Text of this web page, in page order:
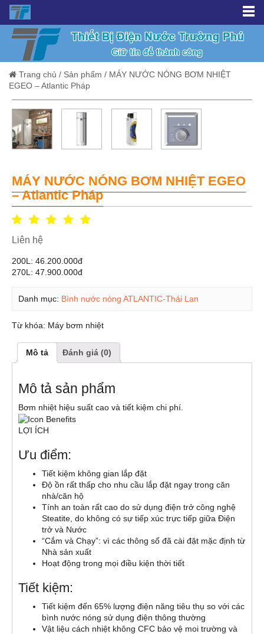
Trang chủ / Sản phẩm / MÁY NƯỚC NÓNG BƠM NHIỆT
EGEO – Atlantic Pháp
MÁY NƯỚC NÓNG BƠM NHIỆT EGEO
– Atlantic Pháp
Liên hệ
200L: 46.200.000đ
270L: 47.900.000đ
Danh mục: Bình nước nóng ATLANTIC-Thái Lan
Từ khóa: Máy bơm nhiệt
Mô tả Đánh giá (0)
Mô tả sản phẩm
Bơm nhiệt hiệu suất cao và tiết kiệm chi phí.
LỢI ÍCH
Ưu điểm:
Tiết kiệm không gian lắp đặt
Độ ồn rất thấp cho nhu cầu lắp đặt ngay trong căn
nhà/căn hộ
Tính an toàn rất cao do sử dụng điện trở công nghệ
Steatite, do không có sự tiếp xúc trực tiếp giữa Điện
trở và Nước
“Cắm và Chạy”: vì các thông số đã cài đặt mặc định từ
Nhà sản xuất
Hoạt động trong mọi điều kiện thời tiết
Tiết kiệm:
Tiết kiệm đến 65% lượng điện năng tiêu thụ so với các
bình nước nóng sử dụng điện thông thường
Vật liệu cách nhiệt không CFC bảo vệ moi trường và